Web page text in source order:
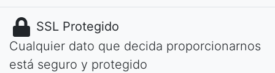
SSL Protegido
Cualquier dato que decida proporcionarnos
está seguro y protegido